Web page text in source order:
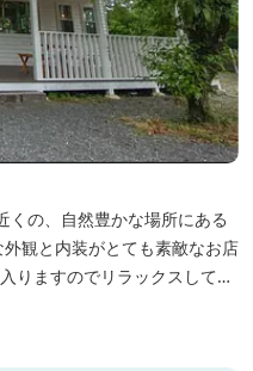
観と内装がとても素敵なお店
りますのでリラックスして食
席や円卓、外のテラス席など
地がいいカフェです。 森の